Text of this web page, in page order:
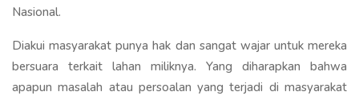
Nasional.
Diakui masyarakat punya hak dan sangat wajar untuk mereka
bersuara terkait lahan miliknya. Yang diharapkan bahwa
apapun masalah atau persoalan yang terjadi di masyarakat